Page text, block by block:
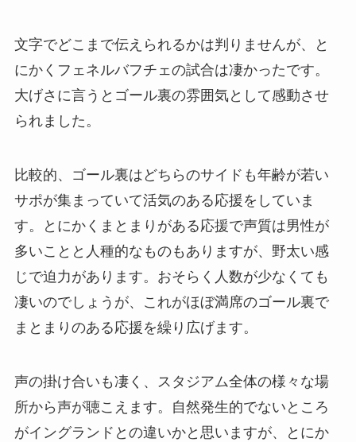
文字でどこまで伝えられるかは判りませんが、と
にかくフェネルバフチェの試合は凄かったです。
大げさに言うとゴール裏の雰囲気として感動させ
られました。
比較的、ゴール裏はどちらのサイドも年齢が若い
サポが集まっていて活気のある応援をしていま
す。とにかくまとまりがある応援で声質は男性が
多いことと人種的なものもありますが、野太い感
じで迫力があります。おそらく人数が少なくても
凄いのでしょうが、これがほぼ満席のゴール裏で
まとまりのある応援を繰り広げます。
声の掛け合いも凄く、スタジアム全体の様々な場
所から声が聴こえます。自然発生的でないところ
がイングランドとの違いかと思いますが、とにか